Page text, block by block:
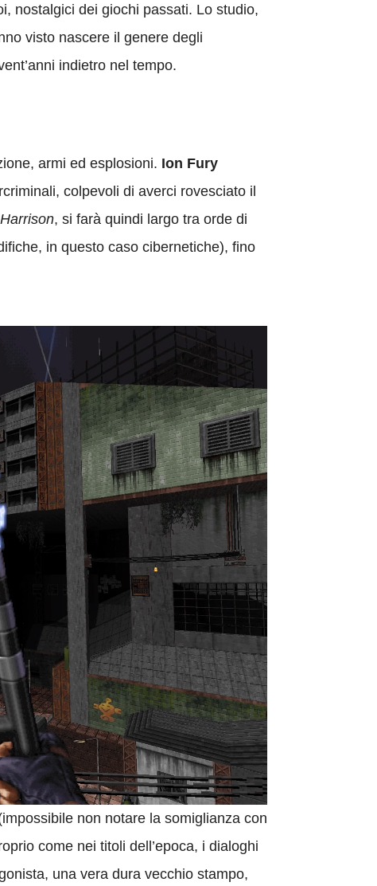
nostalgici dei giochi passati. Lo studio,
visto nascere il genere degli
indietro nel tempo.
armi ed esplosioni. Ion Fury
colpevoli di averci rovesciato il
, si farà quindi largo tra orde di
in questo caso cibernetiche), fino
non notare la somiglianza con
come nei titoli dell’epoca, i dialoghi
una vera dura vecchio stampo,